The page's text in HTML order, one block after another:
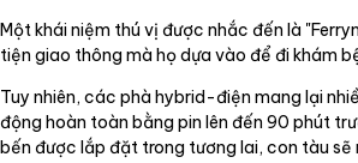
Một khái niệm thú vị được nhắc đến là
tiện giao thông mà họ dựa vào để đi khám
Tuy nhiên, các phà hybrid-điện mang lại
động hoàn toàn bằng pin lên đến 90 phút
bến được lắp đặt trong tương lai, con tàu